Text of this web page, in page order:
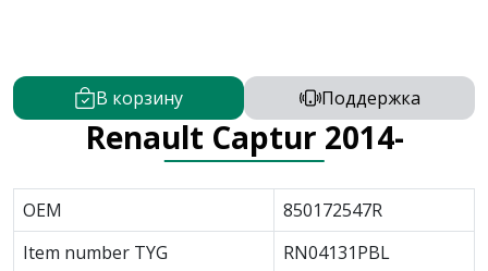
В корзину Поддержка
Renault Captur 2014-
OEM
850172547R
Item number TYG
RN04131PBL